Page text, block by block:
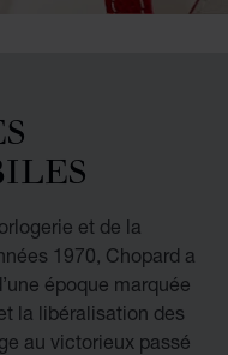
et de la
1970, Chopard a
époque marquée
la libéralisation des
au victorieux passé